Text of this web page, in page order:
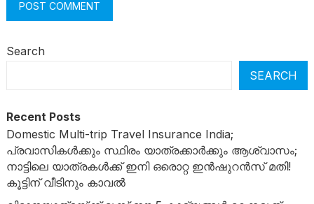
Search
SEARCH
Recent Posts
Domestic Multi-trip Travel Insurance India;
പ്രവാസികൾക്കും സ്ഥിരം യാത്രക്കാർക്കും ആശ്വാസം;
നാട്ടിലെ യാത്രകൾക്ക് ഇനി ഒരൊറ്റ ഇൻഷുറൻസ് മതി!
കൂട്ടിന് വീടിനും കാവൽ